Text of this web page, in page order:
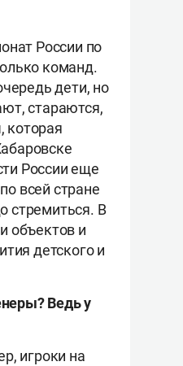
России по
команд.
дети, но
стараются,
которая
России еще
всей стране
стремиться. В
объектов и
детского и
Ведь у
игроки на